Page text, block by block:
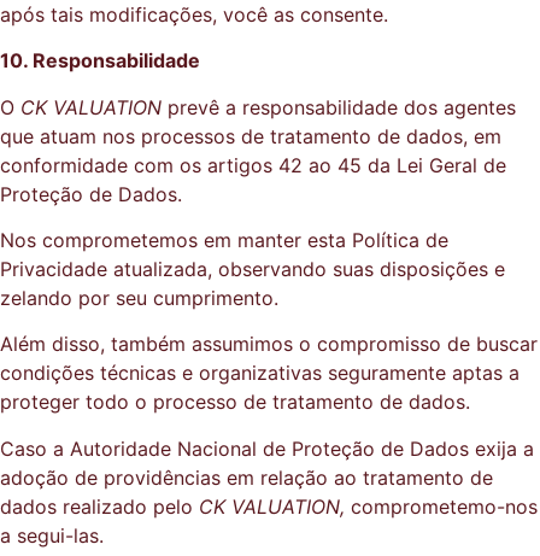
após tais modificações, você as consente.
10. Responsabilidade
O CK VALUATION prevê a responsabilidade dos agentes
que atuam nos processos de tratamento de dados, em
conformidade com os artigos 42 ao 45 da Lei Geral de
Proteção de Dados.
Nos comprometemos em manter esta Política de
Privacidade atualizada, observando suas disposições e
zelando por seu cumprimento.
Além disso, também assumimos o compromisso de buscar
condições técnicas e organizativas seguramente aptas a
proteger todo o processo de tratamento de dados.
Caso a Autoridade Nacional de Proteção de Dados exija a
adoção de providências em relação ao tratamento de
dados realizado pelo CK VALUATION, comprometemo-nos
a segui-las.